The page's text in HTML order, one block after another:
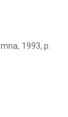
1993, p.